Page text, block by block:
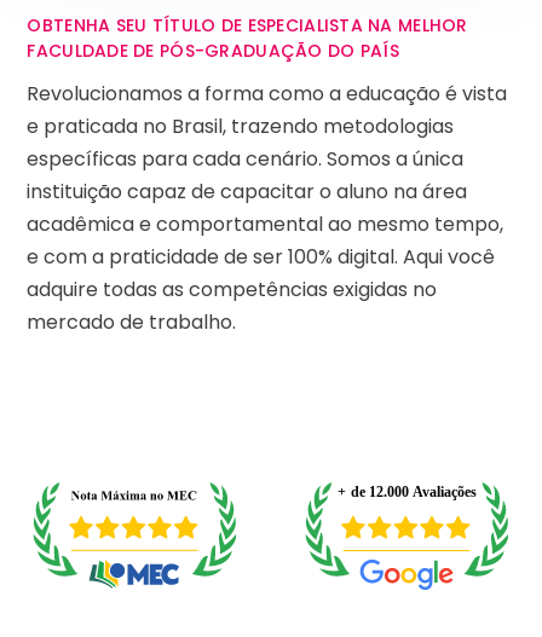
OBTENHA SEU TÍTULO DE ESPECIALISTA NA MELHOR
FACULDADE DE PÓS-GRADUAÇÃO DO PAÍS
Revolucionamos a forma como a educação é vista
e praticada no Brasil, trazendo metodologias
específicas para cada cenário. Somos a única
instituição capaz de capacitar o aluno na área
acadêmica e comportamental ao mesmo tempo,
e com a praticidade de ser 100% digital. Aqui você
adquire todas as competências exigidas no
mercado de trabalho.